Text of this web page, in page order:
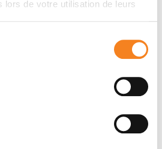
lors de votre utilisation de leurs